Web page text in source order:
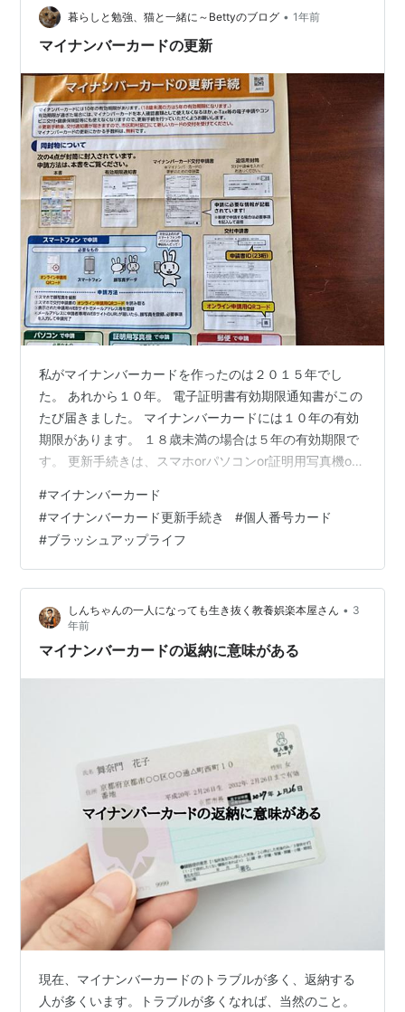
った方がいい』って言ってたけど…なにそれ？」 👠「あ
ら、ぼうやもついにマイナンバーと向き合う時が来たの
暮らしと勉強、猫と一緒に～Bettyのブログ • 1年前
マイナンバーカードの更新
私がマイナンバーカードを作ったのは２０１５年でし
た。 あれから１０年。 電子証明書有効期限通知書がこの
たび届きました。 マイナンバーカードには１０年の有効
期限があります。 １８歳未満の場合は５年の有効期限で
す。 更新手続きは、スマホorパソコンor証明用写真機or
くてもできるんだね。 更新手続き後に、交付通知書が届
きますから、役所の窓口で新しいカードの交付を受けな
ければなりません。 なんだ、結局役所の窓口に行かなく
ちゃならないんだね。 マイナンバーカードは誕生日３か
月前から更新手続きができます。 運転免許証ですと誕生
日の１か月後までが有効期限…
#マイナンバーカード
#マイナンバーカード更新手続き #個人番号カード
#ブラッシュアップライフ
しんちゃんの一人になっても生き抜く教養娯楽本屋さん • 3
年前
マイナンバーカードの返納に意味がある
現在、マイナンバーカードのトラブルが多く、返納する
人が多くいます。トラブルが多くなれば、当然のこと。